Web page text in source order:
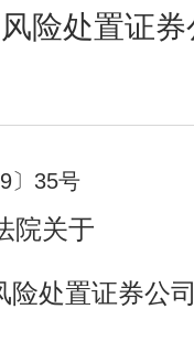
险处置证
〕 35号
院关于
处置证券公司